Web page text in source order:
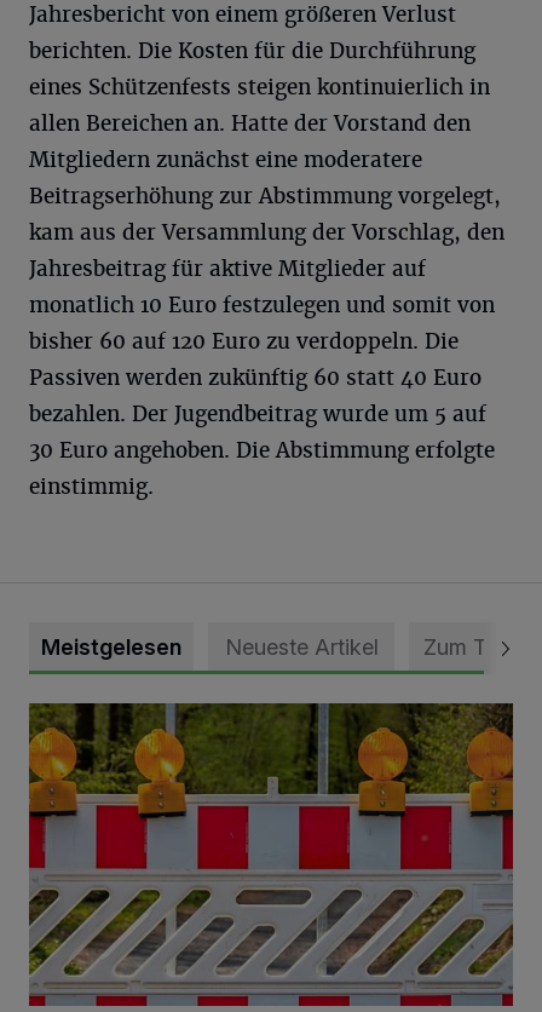
Jahresbericht von einem größeren Verlust
berichten. Die Kosten für die Durchführung
eines Schützenfests steigen kontinuierlich in
allen Bereichen an. Hatte der Vorstand den
Mitgliedern zunächst eine moderatere
Beitragserhöhung zur Abstimmung vorgelegt,
kam aus der Versammlung der Vorschlag, den
Jahresbeitrag für aktive Mitglieder auf
monatlich 10 Euro festzulegen und somit von
bisher 60 auf 120 Euro zu verdoppeln. Die
Passiven werden zukünftig 60 statt 40 Euro
bezahlen. Der Jugendbeitrag wurde um 5 auf
30 Euro angehoben. Die Abstimmung erfolgte
einstimmig.
Meistgelesen Neueste Artikel Zum Thema
Vollsperrung der Talstraße in Grevenbroich-Kapellen